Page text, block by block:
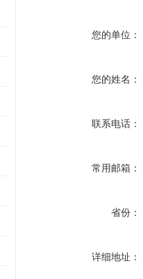
您的单位：
您的姓名：
联系电话：
常用邮箱：
省份：
详细地址：